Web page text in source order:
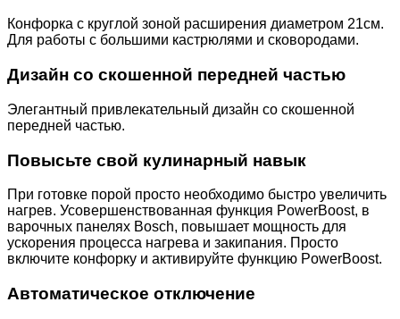
Конфорка с круглой зоной расширения диаметром 21см.
Для работы с большими кастрюлями и сковородами.
Дизайн со скошенной передней частью
Элегантный привлекательный дизайн со скошенной
передней частью.
Повысьте свой кулинарный навык
При готовке порой просто необходимо быстро увеличить
нагрев. Усовершенствованная функция PowerBoost, в
варочных панелях Bosch, повышает мощность для
ускорения процесса нагрева и закипания. Просто
включите конфорку и активируйте функцию PowerBoost.
Автоматическое отключение